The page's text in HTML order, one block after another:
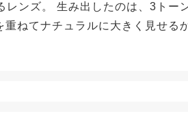
ンズ。 生み出したのは、3トー
重ねてナチュラルに大きく見せる